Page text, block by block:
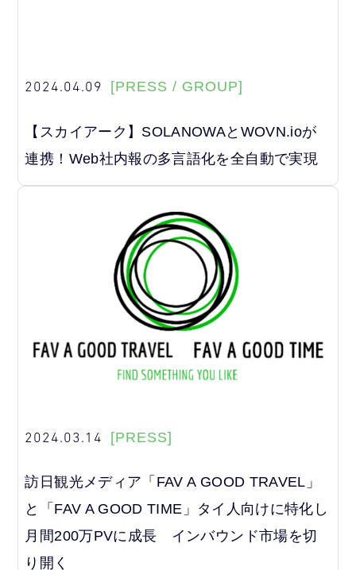
2024.04.09 [PRESS / GROUP]
【スカイアーク】SOLANOWAとWOVN.ioが
連携！Web社内報の多言語化を全自動で実現
2024.03.14 [PRESS]
訪日観光メディア「FAV A GOOD TRAVEL」
と「FAV A GOOD TIME」タイ人向けに特化し
月間200万PVに成長 インバウンド市場を切
り開く